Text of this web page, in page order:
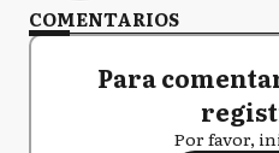
COMENTARIOS
Para
Por favor,